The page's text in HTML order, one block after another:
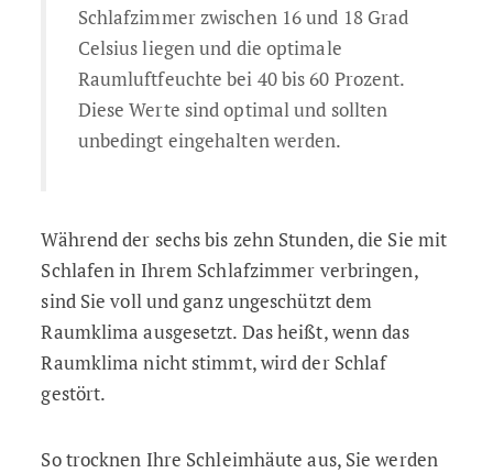
Schlafzimmer zwischen 16 und 18 Grad
Celsius liegen und die optimale
Raumluftfeuchte bei 40 bis 60 Prozent.
Diese Werte sind optimal und sollten
unbedingt eingehalten werden.
Während der sechs bis zehn Stunden, die Sie mit
Schlafen in Ihrem Schlafzimmer verbringen,
sind Sie voll und ganz ungeschützt dem
Raumklima ausgesetzt. Das heißt, wenn das
Raumklima nicht stimmt, wird der Schlaf
gestört.
So trocknen Ihre Schleimhäute aus, Sie werden